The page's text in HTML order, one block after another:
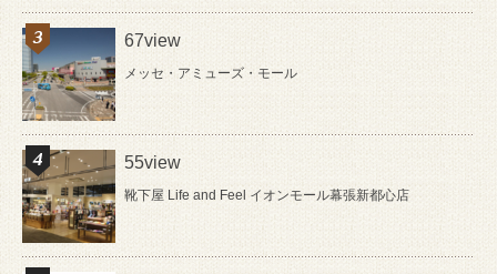
67view
メッセ・アミューズ・モール
55view
靴下屋 Life and Feel イオンモール幕張新都心店